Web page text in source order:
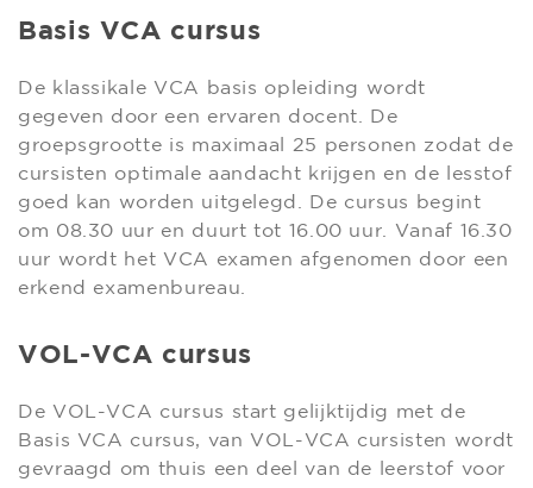
Basis VCA cursus
De klassikale VCA basis opleiding wordt
gegeven door een ervaren docent. De
groepsgrootte is maximaal 25 personen zodat de
cursisten optimale aandacht krijgen en de lesstof
goed kan worden uitgelegd. De cursus begint
om 08.30 uur en duurt tot 16.00 uur. Vanaf 16.30
uur wordt het VCA examen afgenomen door een
erkend examenbureau.
VOL-VCA cursus
De VOL-VCA cursus start gelijktijdig met de
Basis VCA cursus, van VOL-VCA cursisten wordt
gevraagd om thuis een deel van de leerstof voor